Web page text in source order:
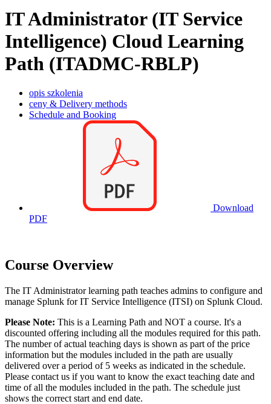
IT Administrator (IT Service
Intelligence) Cloud Learning
Path (ITADMC-RBLP)
opis szkolenia
ceny & Delivery methods
Schedule and Booking
Download
PDF
Course Overview
The IT Administrator learning path teaches admins to configure and
manage Splunk for IT Service Intelligence (ITSI) on Splunk Cloud.
Please Note: This is a Learning Path and NOT a course. It's a
discounted offering including all the modules required for this path.
The number of actual teaching days is shown as part of the price
information but the modules included in the path are usually
delivered over a period of 5 weeks as indicated in the schedule.
Please contact us if you want to know the exact teaching date and
time of all the modules included in the path. The schedule just
shows the correct start and end date.